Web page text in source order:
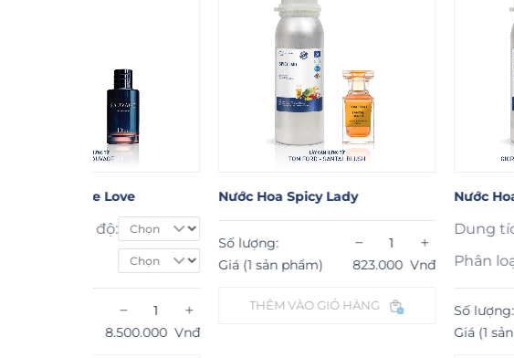
Nước Hoa Spicy Lady
Số lượng: −
Giá (1 sản phẩm) 823.000 Vnđ
THÊM VÀO GIỎ HÀNG
Nước Hoa Tonka Absolu
Phân loại nồng độ:
Số lượng: −
707.000